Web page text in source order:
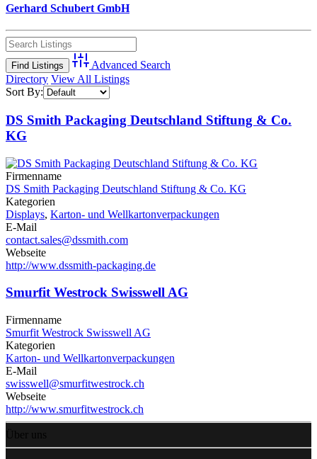
Gerhard Schubert GmbH
Advanced Search
Directory View All Listings
Sort By:
DS Smith Packaging Deutschland Stiftung & Co.
KG
Firmenname
DS Smith Packaging Deutschland Stiftung & Co. KG
Kategorien
Displays, Karton- und Wellkartonverpackungen
E-Mail
contact.sales@dssmith.com
Webseite
http://www.dssmith-packaging.de
Smurfit Westrock Swisswell AG
Firmenname
Smurfit Westrock Swisswell AG
Kategorien
Karton- und Wellkartonverpackungen
E-Mail
swisswell@smurfitwestrock.ch
Webseite
http://www.smurfitwestrock.ch
Über uns